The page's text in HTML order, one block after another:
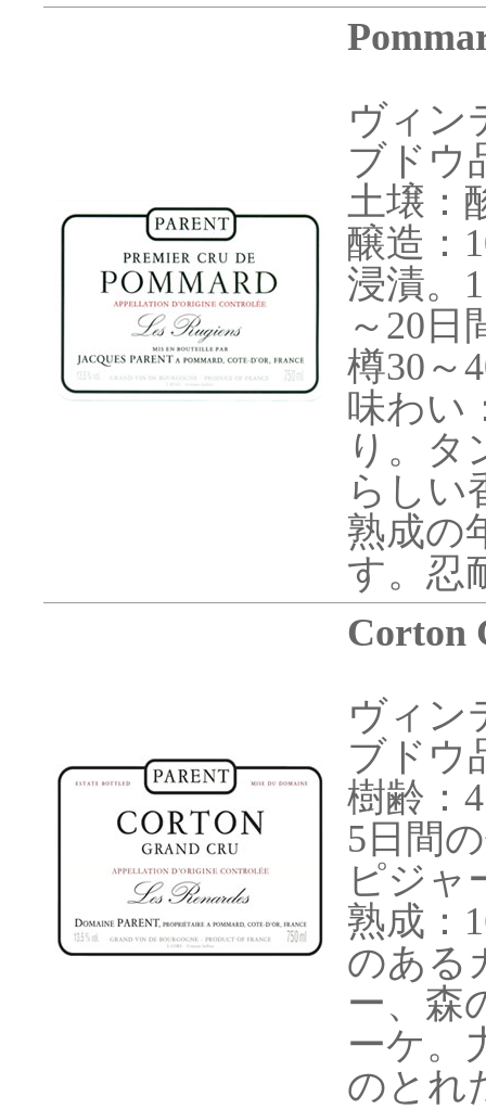
ヴィン
ブドウ
土壌：
醸造：
浸漬。
～20日
樽30～
味わい
り。タ
らしい
熟成の
す。忍
Corton
ヴィン
ブドウ
樹齢：
5日間
ピジャ
熟成：
のある
ー、森
ーケ。
のとれ